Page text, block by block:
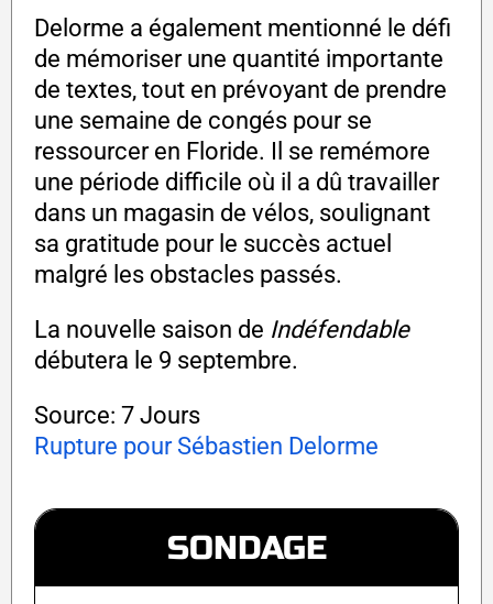
Delorme a également mentionné le défi
de mémoriser une quantité importante
de textes, tout en prévoyant de prendre
une semaine de congés pour se
ressourcer en Floride. Il se remémore
une période difficile où il a dû travailler
dans un magasin de vélos, soulignant
sa gratitude pour le succès actuel
malgré les obstacles passés.
La nouvelle saison de Indéfendable
débutera le 9 septembre.
Source: 7 Jours
Rupture pour Sébastien Delorme
SONDAGE